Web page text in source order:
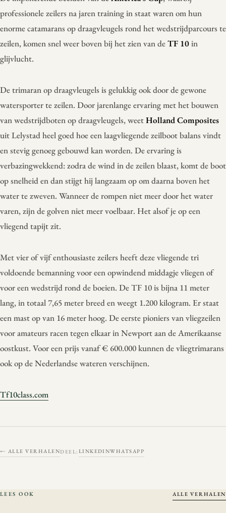
professionele zeilers na jaren training in staat waren om hun
enorme catamarans op draagvleugels rond het wedstrijdparcours te
zeilen, komen snel weer boven bij het zien van deTF 10in
glijvlucht.
De trimaran op draagvleugels is gelukkig ook door de gewone
watersporter te zeilen. Door jarenlange ervaring met het bouwen
van wedstrijdboten op draagvleugels, weetHolland Composites
uit Lelystad heel goed hoe een laagvliegende zeilboot balans vindt
en stevig genoeg gebouwd kan worden. De ervaring is
verbazingwekkend: zodra de wind in de zeilen blaast, komt de boot
op snelheid en dan stijgt hij langzaam op om daarna boven het
water te zweven. Wanneer de rompen niet meer door het water
varen, zijn de golven niet meer voelbaar. Het alsof je op een
vliegend tapijt zit.
Met vier of vijf enthousiaste zeilers heeft deze vliegende tri
voldoende bemanning voor een opwindend middagje vliegen of
voor een wedstrijd rond de boeien. De TF 10 is bijna 11 meter
lang, in totaal 7,65 meter breed en weegt 1.200 kilogram. Er staat
een mast op van 16 meter hoog. De eerste pioniers van vliegzeilen
voor amateurs racen tegen elkaar in Newport aan de Amerikaanse
oostkust. Voor een prijs vanaf € 600.000 kunnen de vliegtrimarans
ook op de Nederlandse wateren verschijnen.
Tf10class.com
← ALLE VERHALENDEEL: LINKEDINWHATSAPP
LEES OOK ALLE VERHALEN